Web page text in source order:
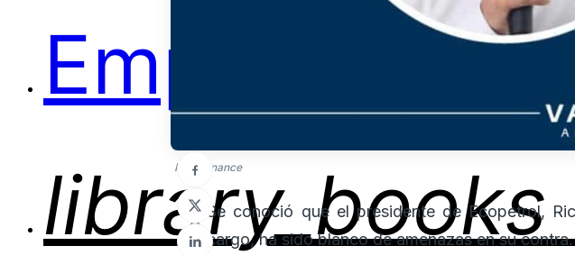
Empleos
library_books
Foto: finance
Se conoció que el presidente de Ecopetrol,
cargo, ha sido blanco de amenazas en su contra.